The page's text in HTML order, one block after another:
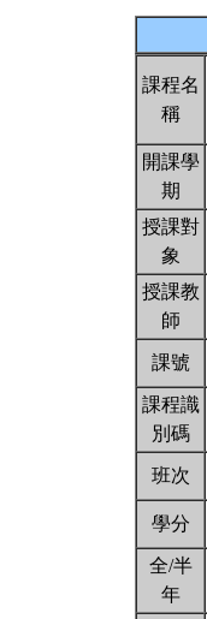
課程名
稱
開課學
期
授課對
象
授課教
師
課號
課程識
別碼
班次
學分
全/半
年